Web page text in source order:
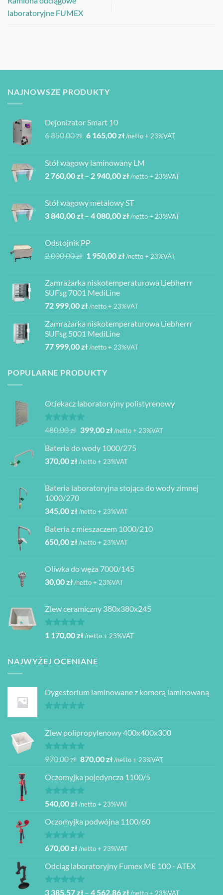
laboratoryjne FUMEX
NAJNOWSZE PRODUKTY
Dejonizator Smart 10
6 850,00zł Pierwotna
6
850,00 zł.
6 165,00złAktualna
6
165,00 zł.
/netto + 23%VAT
Stół wagowy laminowany LM
2 760,00zł – 2 940,00złZakres
2
760,00 zł
/netto + 23%VAT
Stół wagowy metalowy ST
3 840,00zł – 4 080,00złZakres
840,00 zł
080,00 zł
/netto + 23%VAT
Odstojnik PP
2 000,00zł Pierwotna
2
000,00 zł.
1 950,00złAktualna
1
/netto + 23%VAT
Zamrażarka niskotemperaturowa Liebherrr
SUFsg 7001 MediLine
72 999,00zł/netto + 23%VAT
Zamrażarka niskotemperaturowa Liebherrr
SUFsg 5001 MediLine
77 999,00zł/netto + 23%VAT
POPULARNE PRODUKTY
Ociekacz laboratoryjny polistyrenowy
Oceniono
na 5
480,00zł Pierwotna
wynosiła:
480,00 zł.
399,00złAktualna
wynosi:
399,00 zł.
/netto + 23%VAT
Bateria do wody 1000/275
370,00zł/netto + 23%VAT
Bateria laboratoryjna stojąca do wody zimnej
1000/270
345,00zł/netto + 23%VAT
Bateria z mieszaczem 1000/210
650,00zł/netto + 23%VAT
Oliwka do węża 7000/145
30,00zł/netto + 23%VAT
Zlew ceramiczny 380x380x245
Oceniono
na 5
1 170,00zł/netto + 23%VAT
NAJWYŻEJ OCENIANE
Dygestorium laminowane z komorą laminowaną
Zlew polipropylenowy 400x400x300
Oceniono
na 5
970,00zł Pierwotna
wynosiła:
970,00 zł.
870,00złAktualna
wynosi:
/netto + 23%VAT
Oczomyjka pojedyncza 1100/5
Oceniono
na 5
540,00zł/netto + 23%VAT
Oczomyjka podwójna 1100/60
Oceniono
na 5
670,00zł/netto + 23%VAT
Odciąg laboratoryjny Fumex ME 100 - ATEX
Oceniono
3 385,57zł – 4 562,86złZakres
/netto + 23%VAT